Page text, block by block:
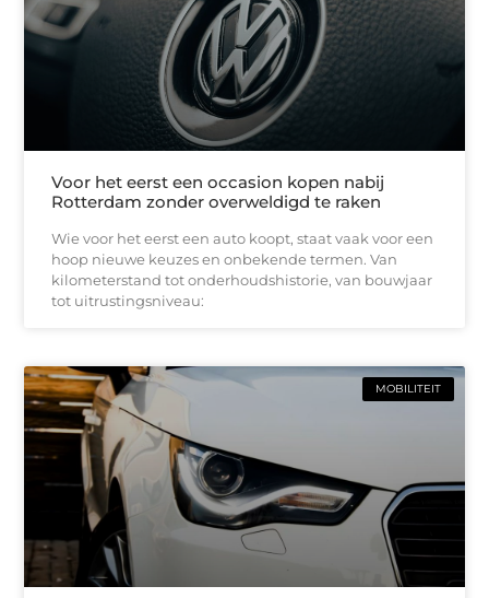
Voor het eerst een occasion kopen nabij
Rotterdam zonder overweldigd te raken
Wie voor het eerst een auto koopt, staat vaak voor een
hoop nieuwe keuzes en onbekende termen. Van
kilometerstand tot onderhoudshistorie, van bouwjaar
tot uitrustingsniveau:
MOBILITEIT